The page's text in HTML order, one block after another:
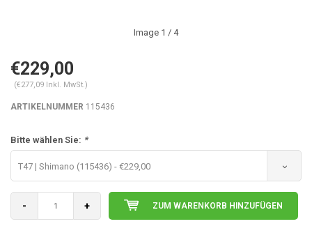
Image 1 / 4
€229,00
(€277,09 Inkl. MwSt.)
ARTIKELNUMMER 115436
Bitte wählen Sie: *
T47 | Shimano (115436) - €229,00
- + ZUM WARENKORB HINZUFÜGEN